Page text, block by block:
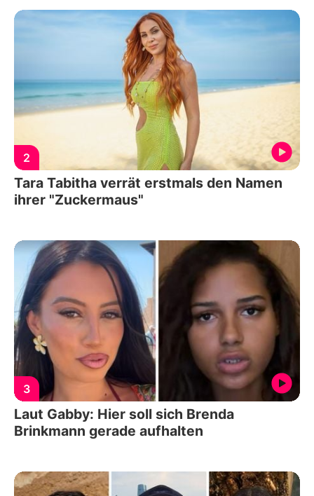
2
Tara Tabitha verrät erstmals den Namen
ihrer "Zuckermaus"
3
Laut Gabby: Hier soll sich Brenda
Brinkmann gerade aufhalten